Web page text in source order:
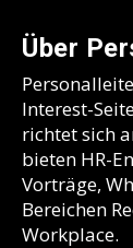
Über
Interest-
richtet sich
bieten HR-
Vorträge,
Bereichen
Workplace.